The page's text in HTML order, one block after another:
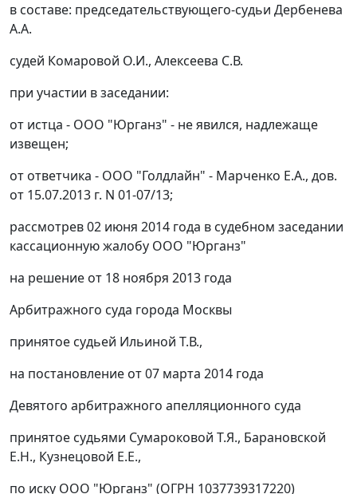
в составе: председательствующего-судьи Дербенева
А.А.
судей Комаровой О.И., Алексеева С.В.
при участии в заседании:
от истца - ООО "Юрганз" - не явился, надлежаще
извещен;
от ответчика - ООО "Голдлайн" - Марченко Е.А., дов.
от 15.07.2013 г. N 01-07/13;
рассмотрев 02 июня 2014 года в судебном заседании
кассационную жалобу ООО "Юрганз"
на решение от 18 ноября 2013 года
Арбитражного суда города Москвы
принятое судьей Ильиной Т.В.,
на постановление от 07 марта 2014 года
Девятого арбитражного апелляционного суда
принятое судьями Сумароковой Т.Я., Барановской
Е.Н., Кузнецовой Е.Е.,
по иску ООО "Юрганз" (ОГРН 1037739317220)